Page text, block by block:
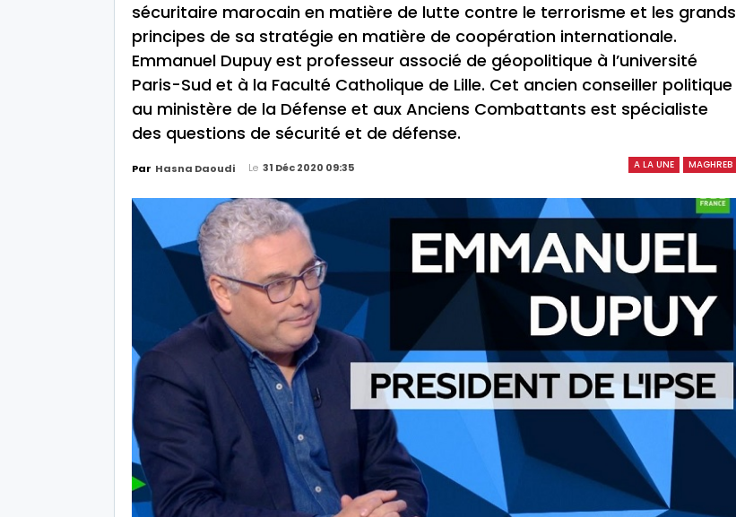
sécuritaire marocain en matière de lutte contre le terrorisme et les grands
principes de sa stratégie en matière de coopération internationale.
Emmanuel Dupuy est professeur associé de géopolitique à l’université
Paris-Sud et à la Faculté Catholique de Lille. Cet ancien conseiller politique
au ministère de la Défense et aux Anciens Combattants est spécialiste
des questions de sécurité et de défense.
A LA UNE MAGHREB
Par Hasna Daoudi Le 31 Déc 2020 09:35